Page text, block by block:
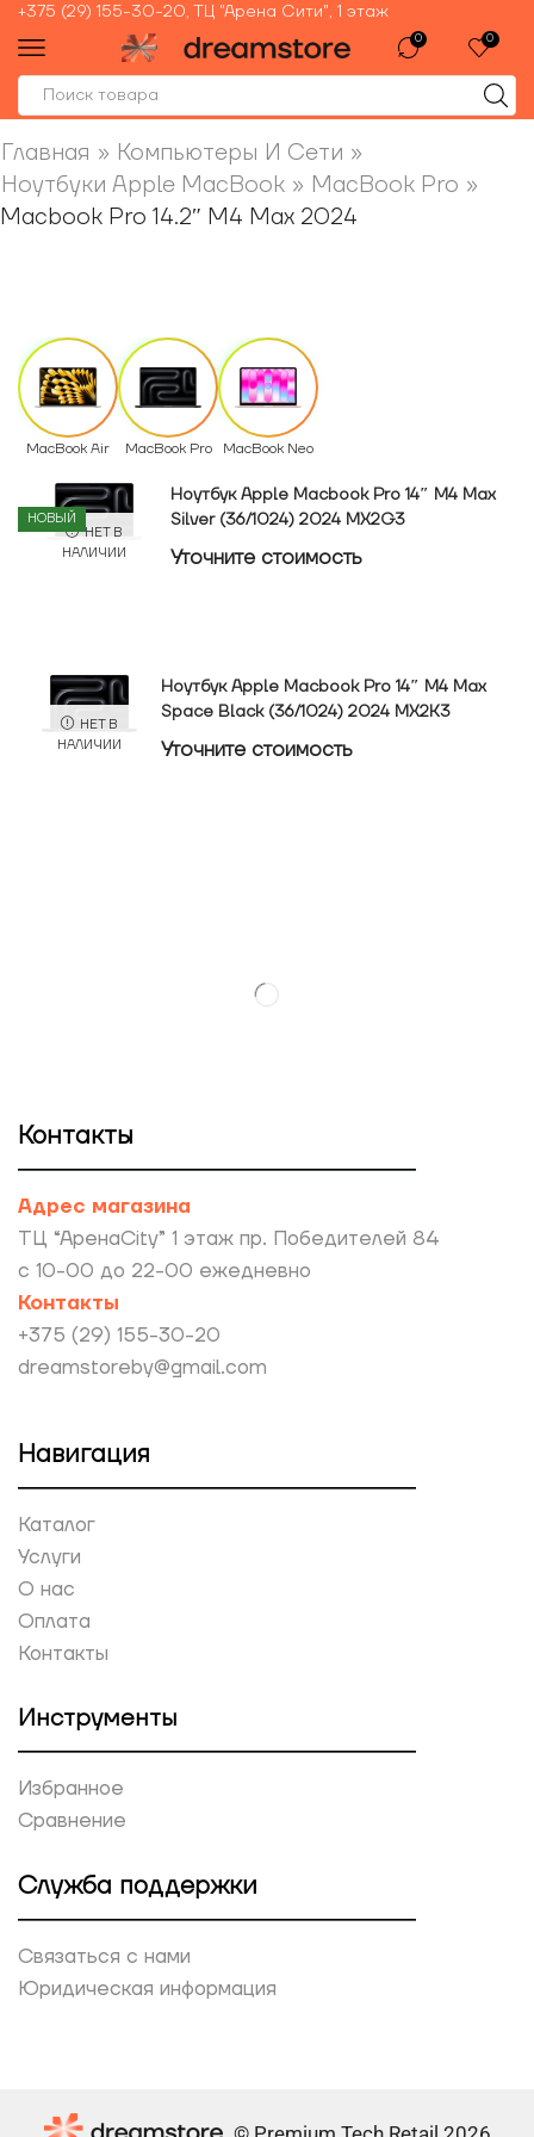
+375 (29) 155-30-20, ТЦ "Арена Сити", 1 этаж
0 0
Главная » Компьютеры И Сети »
Ноутбуки Apple MacBook » MacBook Pro »
Macbook Pro 14.2″ M4 Max 2024
MacBook Air MacBook Pro MacBook Neo
НОВЫЙ
НЕТ В
НАЛИЧИИ
Ноутбук Apple Macbook Pro 14″ M4 Max
Silver (36/1024) 2024 MX2G3
Уточнитe стоимость
НЕТ В
НАЛИЧИИ
Ноутбук Apple Macbook Pro 14″ M4 Max
Space Black (36/1024) 2024 MX2K3
Уточнитe стоимость
Контакты
Адрес магазина
ТЦ “АренаCity” 1 этаж пр. Победителей 84
с 10-00 до 22-00 ежедневно
Контакты
+375 (29) 155-30-20
dreamstoreby@gmail.com
Навигация
Каталог
Услуги
О нас
Оплата
Контакты
Инструменты
Избранное
Сравнение
Служба поддержки
Связаться с нами
Юридическая информация